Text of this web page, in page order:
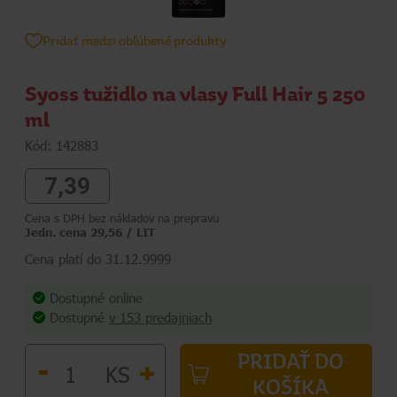
Pridať medzi obľúbené produkty
Syoss tužidlo na vlasy Full Hair 5 250
ml
Kód: 142883
7,39
Cena s DPH bez nákladov na prepravu
Jedn. cena 29,56 / LIT
Cena platí do 31.12.9999
Dostupné online
Dostupné v 153 predajniach
- KS +
PRIDAŤ DO
KOŠÍKA